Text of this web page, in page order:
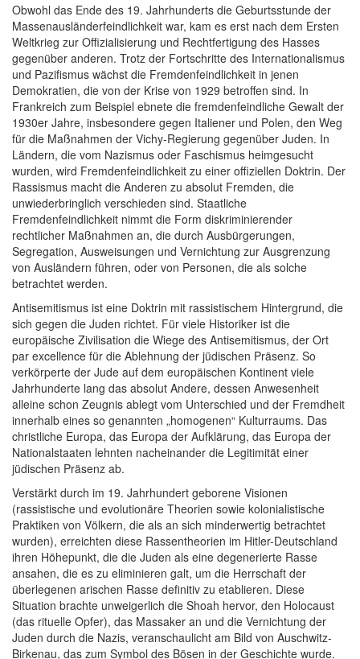
Obwohl das Ende des 19. Jahrhunderts die Geburtsstunde der
Massenausländerfeindlichkeit war, kam es erst nach dem Ersten
Weltkrieg zur Offizialisierung und Rechtfertigung des Hasses
gegenüber anderen. Trotz der Fortschritte des Internationalismus
und Pazifismus wächst die Fremdenfeindlichkeit in jenen
Demokratien, die von der Krise von 1929 betroffen sind. In
Frankreich zum Beispiel ebnete die fremdenfeindliche Gewalt der
1930er Jahre, insbesondere gegen Italiener und Polen, den Weg
für die Maßnahmen der Vichy-Regierung gegenüber Juden. In
Ländern, die vom Nazismus oder Faschismus heimgesucht
wurden, wird Fremdenfeindlichkeit zu einer offiziellen Doktrin. Der
Rassismus macht die Anderen zu absolut Fremden, die
unwiederbringlich verschieden sind. Staatliche
Fremdenfeindlichkeit nimmt die Form diskriminierender
rechtlicher Maßnahmen an, die durch Ausbürgerungen,
Segregation, Ausweisungen und Vernichtung zur Ausgrenzung
von Ausländern führen, oder von Personen, die als solche
betrachtet werden.
Antisemitismus ist eine Doktrin mit rassistischem Hintergrund, die
sich gegen die Juden richtet. Für viele Historiker ist die
europäische Zivilisation die Wiege des Antisemitismus, der Ort
par excellence für die Ablehnung der jüdischen Präsenz. So
verkörperte der Jude auf dem europäischen Kontinent viele
Jahrhunderte lang das absolut Andere, dessen Anwesenheit
alleine schon Zeugnis ablegt vom Unterschied und der Fremdheit
innerhalb eines so genannten „homogenen“ Kulturraums. Das
christliche Europa, das Europa der Aufklärung, das Europa der
Nationalstaaten lehnten nacheinander die Legitimität einer
jüdischen Präsenz ab.
Verstärkt durch im 19. Jahrhundert geborene Visionen
(rassistische und evolutionäre Theorien sowie kolonialistische
Praktiken von Völkern, die als an sich minderwertig betrachtet
wurden), erreichten diese Rassentheorien im Hitler-Deutschland
ihren Höhepunkt, die die Juden als eine degenerierte Rasse
ansahen, die es zu eliminieren galt, um die Herrschaft der
überlegenen arischen Rasse definitiv zu etablieren. Diese
Situation brachte unweigerlich die Shoah hervor, den Holocaust
(das rituelle Opfer), das Massaker an und die Vernichtung der
Juden durch die Nazis, veranschaulicht am Bild von Auschwitz-
Birkenau, das zum Symbol des Bösen in der Geschichte wurde.